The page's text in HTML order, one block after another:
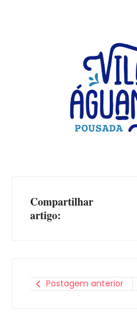
Compartilhar
artigo:
Postagem anterior